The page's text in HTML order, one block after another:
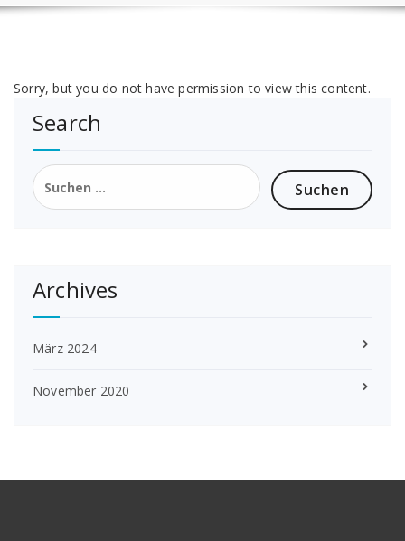
Sorry, but you do not have permission to view this content.
Search
Suchen
nach:
Archives
März 2024
November 2020